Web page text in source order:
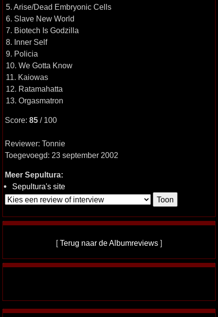
5. Arise/Dead Embryonic Cells
6. Slave New World
7. Biotech Is Godzilla
8. Inner Self
9. Policia
10. We Gotta Know
11. Kaiowas
12. Ratamahatta
13. Orgasmatron
Score: 85 / 100
Reviewer: Tonnie
Toegevoegd: 23 september 2002
Meer Sepultura:
Sepultura's site
[Terug naar de Albumreviews ]